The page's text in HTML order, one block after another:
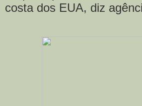
costa dos EUA, diz